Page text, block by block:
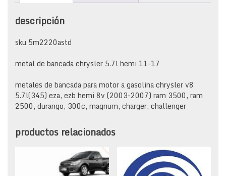
descripción
sku 5m2220astd
metal de bancada chrysler 5.7l hemi 11-17
metales de bancada para motor a gasolina chrysler v8
5.7l(345) eza, ezb hemi 8v (2003-2007) ram 3500, ram
2500, durango, 300c, magnum, charger, challenger
productos relacionados